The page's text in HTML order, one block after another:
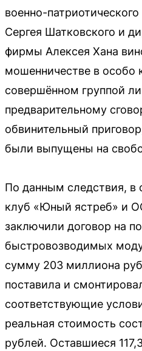
военно-
Сергея Шатковского и
фирмы Алексея Хана
мошенничестве в особо
совершённом группой
предварительному
обвинительный
были выпущены на
По данным следствия, в
клуб «Юный ястреб» и
заключили договор на
быстровозводимых
сумму 203 миллиона
поставила и
соответствующие
реальная стоимость
рублей. Оставшиеся